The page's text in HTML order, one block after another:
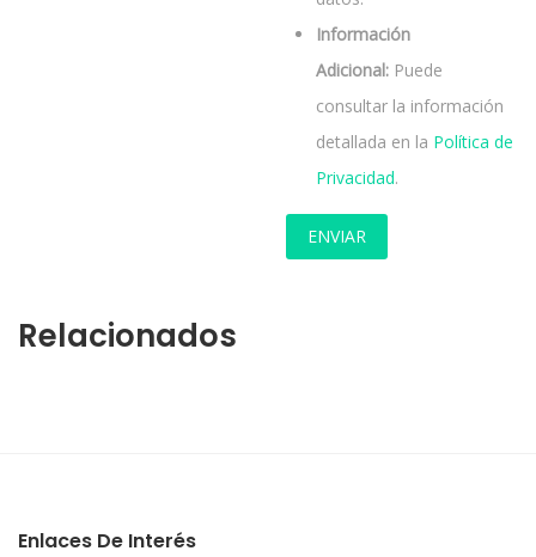
Información
Adicional: Puede
consultar la información
detallada en la Política de
Privacidad.
Relacionados
Enlaces De Interés